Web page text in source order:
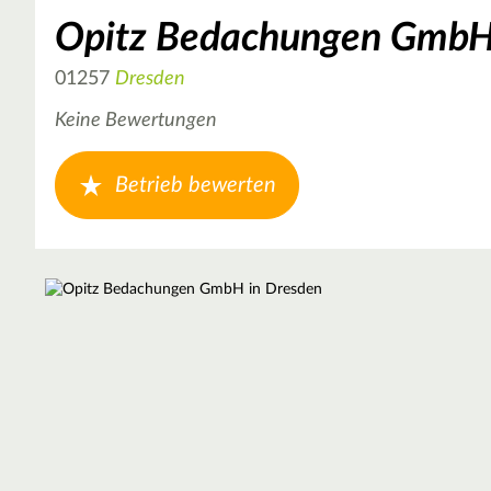
Opitz Bedachungen
01257 Dresden
Keine Bewertungen
Betrieb bewerten